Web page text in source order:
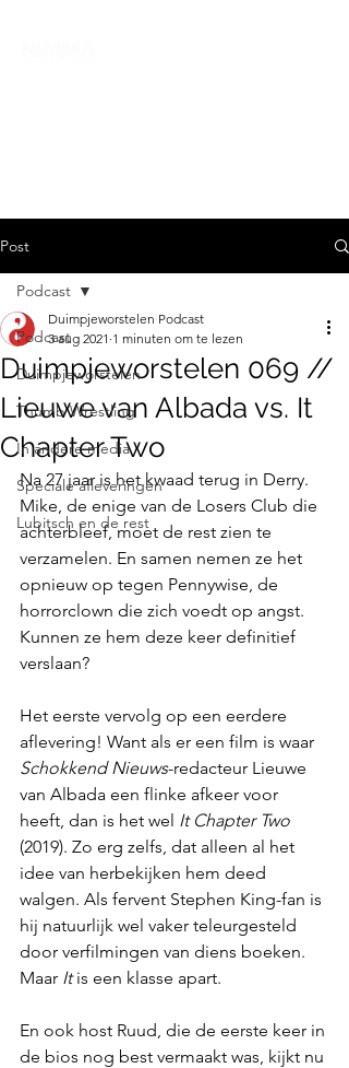
Post
Podcast
Duimpjeworstelen
Thumb Wrestling
In andere media
Speciale afleveringen
Lubitsch en de rest
Podcast
Duimpjeworstelen 069 //
Lieuwe van Albada vs. It
Chapter Two
Duimpjeworstelen Podcast
3 aug 2021 1 minuten om te lezen
Na 27 jaar is het kwaad terug in Derry.
Mike, de enige van de Losers Club die
achterbleef, moet de rest zien te
verzamelen. En samen nemen ze het
opnieuw op tegen Pennywise, de
horrorclown die zich voedt op angst.
Kunnen ze hem deze keer definitief
verslaan?
Het eerste vervolg op een eerdere
aflevering! Want als er een film is waar
Schokkend Nieuws-redacteur Lieuwe
van Albada een flinke afkeer voor
heeft, dan is het wel It Chapter Two
(2019). Zo erg zelfs, dat alleen al het
idee van herbekijken hem deed
walgen. Als fervent Stephen King-fan is
hij natuurlijk wel vaker teleurgesteld
door verfilmingen van diens boeken.
Maar It is een klasse apart.
En ook host Ruud, die de eerste keer in
de bios nog best vermaakt was, kijkt nu